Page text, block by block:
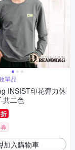
單品
INSIST印花彈力休
共二色
券
加入購物車